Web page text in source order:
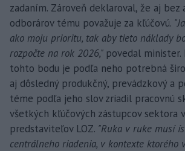
zadaním. Zároveň deklaroval, že aj bez
odborárov tému považuje za kľúčovú.
ako moju prioritu, tak aby tieto náklady
rozpočte na rok 2026," povedal minister.
tohto bodu je podľa neho potrebná
aj dôsledný produkčný, prevádzkový a
téme podľa jeho slov zriadil pracovnú
všetkých kľúčových zástupcov sektora
predstaviteľov LOZ. "Ruka v ruke musí
centrálneho riadenia, v kontexte ktorého